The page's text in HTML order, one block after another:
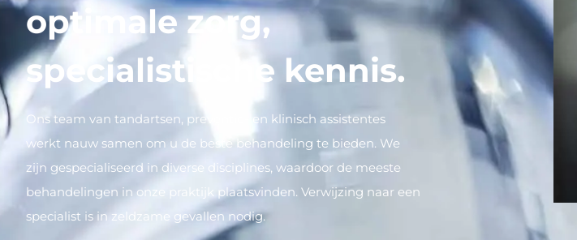
optimale zorg,
specialistische kennis.
Ons team van tandartsen, preventie- en klinisch assistentes
werkt nauw samen om u de beste behandeling te bieden. We
zijn gespecialiseerd in diverse disciplines, waardoor de meeste
behandelingen in onze praktijk plaatsvinden. Verwijzing naar een
specialist is in zeldzame gevallen nodig.